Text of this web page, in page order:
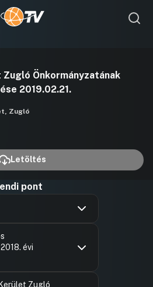
lejátszása
Önkormányzatának
2019.02.21.
Zugló
Letöltés
pont
évi
Zugló